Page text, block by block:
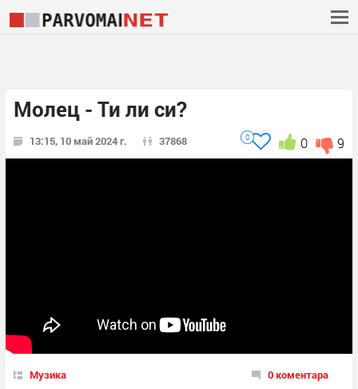
Молец - Ти ли си?
13:15, 10 май 2024 г. 37868 9
0
0
Музика 0 коментара